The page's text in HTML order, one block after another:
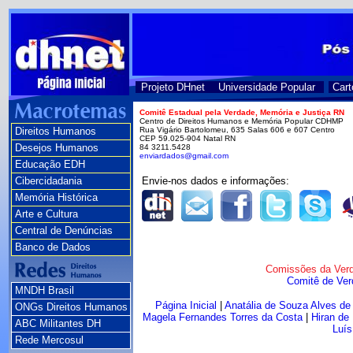
Projeto DHnet Universidade Popular
Direitos Humanos
Desejos Humanos
Educação EDH
Cibercidadania
Memória Histórica
Arte e Cultura
Central de Denúncias
Banco de Dados
MNDH Brasil
ONGs Direitos Humanos
ABC Militantes DH
Rede Mercosul
Comitê Estadual pela Verdade, Memória e Justiça RN
Centro de Direitos Humanos e Memória Popular CDHMP
Rua Vigário Bartolomeu, 635 Salas 606 e 607 Centro
CEP 59.025-904 Natal RN
84 3211.5428
enviardados@gmail.com
Envie-nos dados e informações:
Comissões da
Comitê de
Página Inicial
Anatália de Souza Alves de
Magela Fernandes Torres da Costa|
Hiran de